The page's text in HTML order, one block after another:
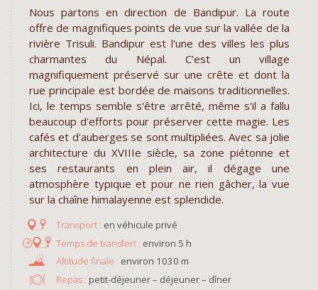
Nous partons en direction de Bandipur. La route
offre de magnifiques points de vue sur la vallée de la
rivière Trisuli. Bandipur est l'une des villes les plus
charmantes du Népal. C’est un village
magnifiquement préservé sur une crête et dont la
rue principale est bordée de maisons traditionnelles.
Ici, le temps semble s'être arrêté, même s'il a fallu
beaucoup d'efforts pour préserver cette magie. Les
cafés et d'auberges se sont multipliées. Avec sa jolie
architecture du XVIIIe siècle, sa zone piétonne et
ses restaurants en plein air, il dégage une
atmosphère typique et pour ne rien gâcher, la vue
sur la chaîne himalayenne est splendide.
en véhicule privé
environ 5 h
environ 1030 m
Repas : petit-déjeuner – déjeuner – dîner